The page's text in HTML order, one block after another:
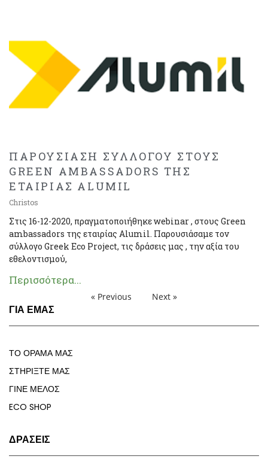
ΠΑΡΟΥΣΙΑΣΗ ΣΥΛΛΟΓΟΥ ΣΤΟΥΣ
GREEN AMBASSADORS ΤΗΣ
ΕΤΑΙΡΙΑΣ ALUMIL
Christos
Στις 16-12-2020, πραγματοποιήθηκε webinar , στους Green
ambassadors της εταιρίας Alumil. Παρουσιάσαμε τον
σύλλογο Greek Eco Project, τις δράσεις μας , την αξία του
εθελοντισμού,
Περισσότερα...
« Previous Next »
ΓΙΑ ΕΜΑΣ
ΤΟ ΟΡΑΜΑ ΜΑΣ
ΣΤΗΡΙΞΤΕ ΜΑΣ
ΓΙΝΕ ΜΕΛΟΣ
ECO SHOP
ΔΡΑΣΕΙΣ